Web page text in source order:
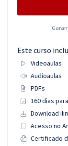
Este curso
Videoaulas
Audioaulas
PDFs
160 dias
Download
Acesso no
Certificado